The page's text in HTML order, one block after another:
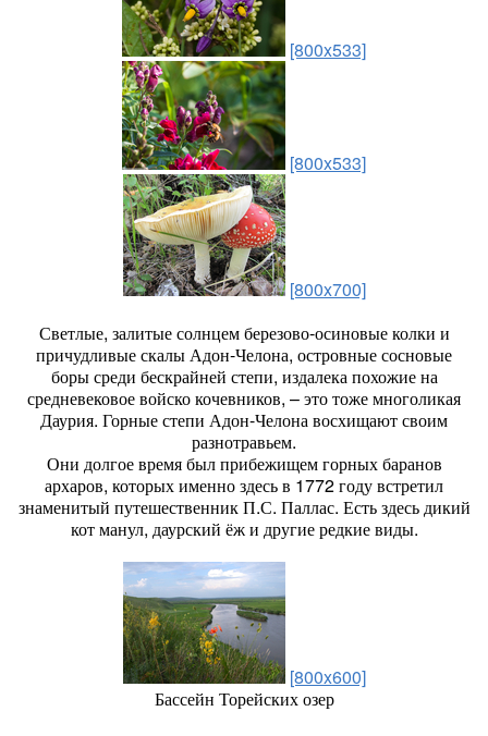
[800x533]
[800x533]
[800x700]
Светлые, залитые солнцем березово-осиновые колки и
причудливые скалы Адон-Челона, островные сосновые
боры среди бескрайней степи, издалека похожие на
средневековое войско кочевников, – это тоже многоликая
Даурия. Горные степи Адон-Челона восхищают своим
разнотравьем.
Они долгое время был прибежищем горных баранов
архаров, которых именно здесь в 1772 году встретил
знаменитый путешественник П.С. Паллас. Есть здесь дикий
кот манул, даурский ёж и другие редкие виды.
[800x600]
Бассейн Торейских озер